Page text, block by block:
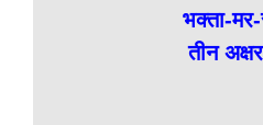
भक्ता-
तीन